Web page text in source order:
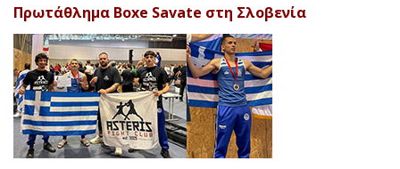
Πρωτάθλημα Boxe Savate στη Σλοβενία